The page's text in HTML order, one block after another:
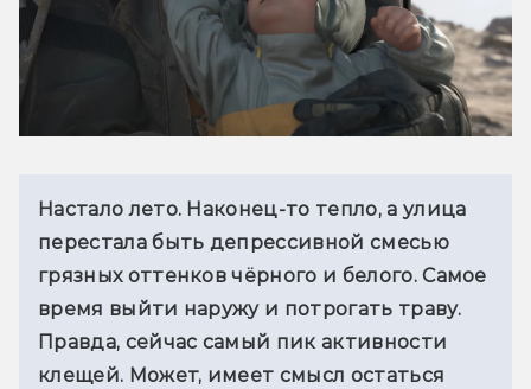
Настало лето. Наконец-то тепло, а улица
перестала быть депрессивной смесью
грязных оттенков чёрного и белого. Самое
время выйти наружу и потрогать траву.
Правда, сейчас самый пик активности
клещей. Может, имеет смысл остаться